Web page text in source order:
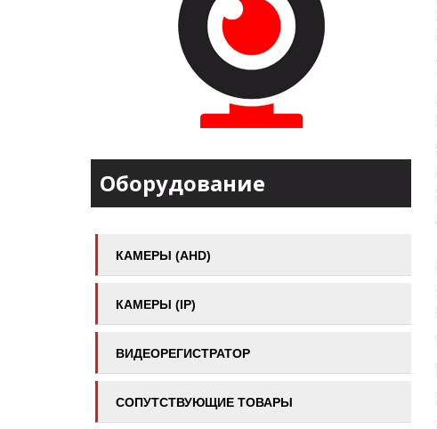
Оборудование
КАМЕРЫ (AHD)
КАМЕРЫ (IP)
ВИДЕОРЕГИСТРАТОР
СОПУТСТВУЮЩИЕ ТОВАРЫ